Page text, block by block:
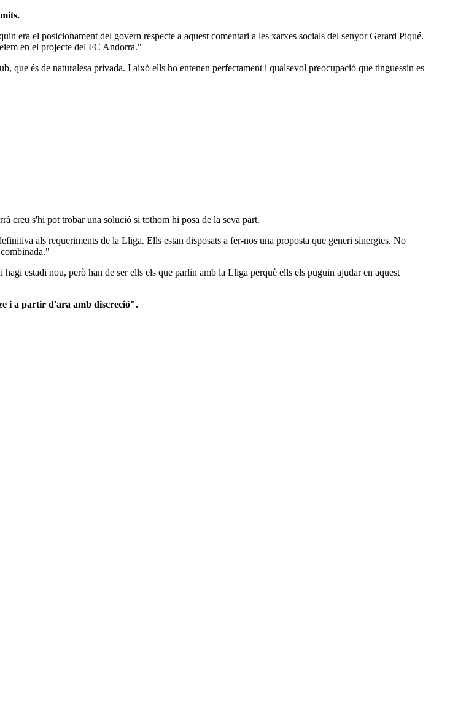
era el posicionament del govern respecte a aquest comentari a les xarxes socials del senyor Gerard Piqué.
en el projecte del FC Andorra."
que és de naturalesa privada. I això ells ho entenen perfectament i qualsevol preocupació que tinguessin es
creu s'hi pot trobar una solució si tothom hi posa de la seva part.
als requeriments de la Lliga. Ells estan disposats a fer-nos una proposta que generi sinergies. No
estadi nou, però han de ser ells els que parlin amb la Lliga perquè ells els puguin ajudar en aquest
i a partir d'ara amb discreció".